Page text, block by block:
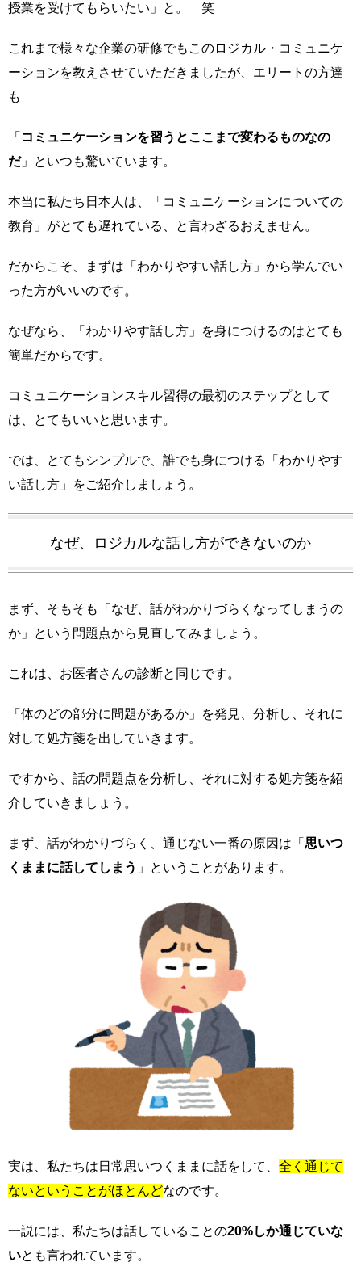
授業を受けてもらいたい」と。 笑
これまで様々な企業の研修でもこのロジカル・コミュニケ
ーションを教えさせていただきましたが、エリートの方達
も
「 コミュニケーションを習うとここまで変わるものなの
だ」といつも驚いています。
本当に私たち日本人は、「コミュニケーションについての
教育」がとても遅れている、と言わざるおえません。
だからこそ、まずは「わかりやすい話し方」から学んでい
った方がいいのです。
なぜなら、「わかりやす話し方」を身につけるのはとても
簡単だからです。
コミュニケーションスキル習得の最初のステップとして
は、とてもいいと思います。
では、とてもシンプルで、誰でも身につける「わかりやす
い話し方」をご紹介しましょう。
なぜ、ロジカルな話し方ができないのか
まず、そもそも「なぜ、話がわかりづらくなってしまうの
か」という問題点から見直してみましょう。
これは、お医者さんの診断と同じです。
「体のどの部分に問題があるか」を発見、分析し、それに
対して処方箋を出していきます。
ですから、話の問題点を分析し、それに対する処方箋を紹
介していきましょう。
まず、話がわかりづらく、通じない一番の原因は「 思いつ
くままに話してしまう 」ということがあります。
実は、私たちは日常思いつくままに話をして、 全く通じて
ないということがほとんどなのです。
一説には、私たちは話していることの20%しか通じていな
いとも言われています。